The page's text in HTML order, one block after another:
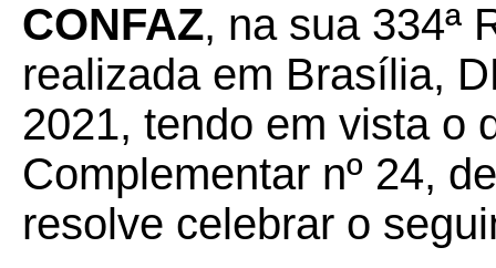
CONFAZ, na sua 334ª
realizada em Brasília,
2021, tendo em vista o
Complementar nº 24,
resolve celebrar o